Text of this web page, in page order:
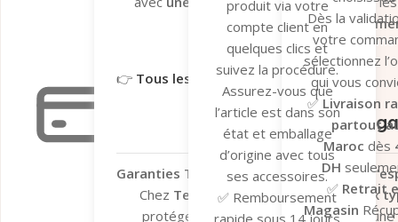
réparation ou
Garantie du fabricant​ Garantie
👉 Tous les détails ici
Garantie légale
Garantie
Garanties Tera.ma – Votre tranquillité
Chez Tera.ma, nous vous offronsdeux
protéger vos achats et vous garantir une
produit via votre
compte client en
quelques clics et
suivez la procédure.
Assurez-vous que
l’article est dans son
état et emballage
d’origine avec tous
ses accessoires.
✅ Remboursement
rapide sous 14 jours
Dès la
votre
sélectionnez
qui vous
✅ Livraison
partout
Maroc dès
DH
✅ Retrait
Magasin